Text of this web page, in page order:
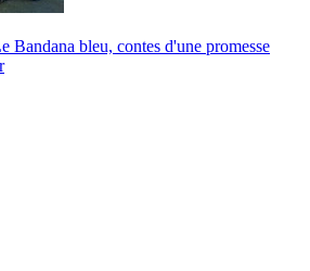
Bandana bleu, contes d'une promesse